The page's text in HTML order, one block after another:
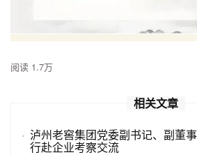
阅读 1.7万
相关文章
· 泸州老窖集团党委副书记、副董
行赴企业考察交流